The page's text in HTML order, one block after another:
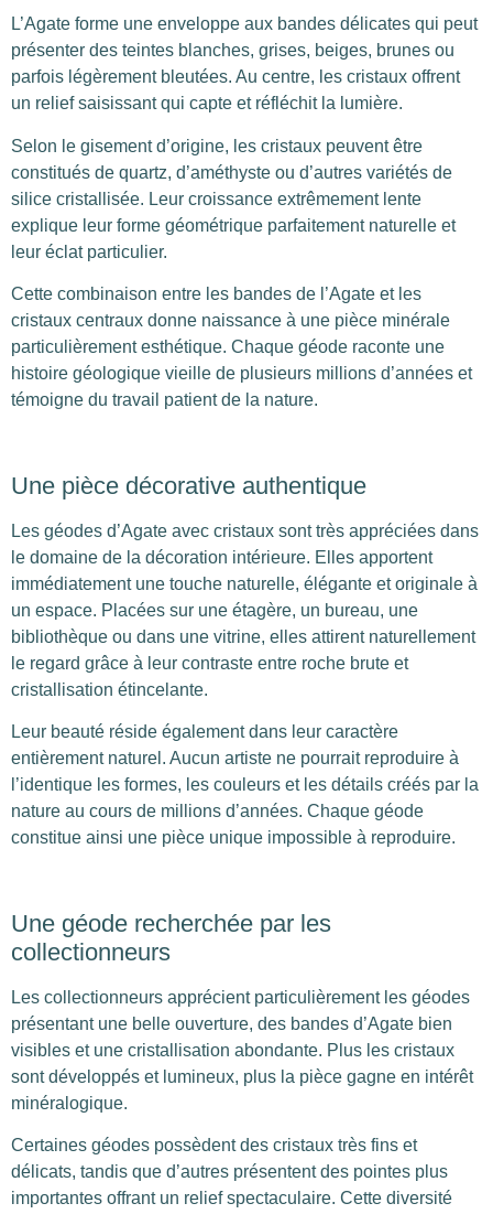
L’Agate forme une enveloppe aux bandes délicates qui peut
présenter des teintes blanches, grises, beiges, brunes ou
parfois légèrement bleutées. Au centre, les cristaux offrent
un relief saisissant qui capte et réfléchit la lumière.
Selon le gisement d’origine, les cristaux peuvent être
constitués de quartz, d’améthyste ou d’autres variétés de
silice cristallisée. Leur croissance extrêmement lente
explique leur forme géométrique parfaitement naturelle et
leur éclat particulier.
Cette combinaison entre les bandes de l’Agate et les
cristaux centraux donne naissance à une pièce minérale
particulièrement esthétique. Chaque géode raconte une
histoire géologique vieille de plusieurs millions d’années et
témoigne du travail patient de la nature.
Une pièce décorative authentique
Les géodes d’Agate avec cristaux sont très appréciées dans
le domaine de la décoration intérieure. Elles apportent
immédiatement une touche naturelle, élégante et originale à
un espace. Placées sur une étagère, un bureau, une
bibliothèque ou dans une vitrine, elles attirent naturellement
le regard grâce à leur contraste entre roche brute et
cristallisation étincelante.
Leur beauté réside également dans leur caractère
entièrement naturel. Aucun artiste ne pourrait reproduire à
l’identique les formes, les couleurs et les détails créés par la
nature au cours de millions d’années. Chaque géode
constitue ainsi une pièce unique impossible à reproduire.
Une géode recherchée par les
collectionneurs
Les collectionneurs apprécient particulièrement les géodes
présentant une belle ouverture, des bandes d’Agate bien
visibles et une cristallisation abondante. Plus les cristaux
sont développés et lumineux, plus la pièce gagne en intérêt
minéralogique.
Certaines géodes possèdent des cristaux très fins et
délicats, tandis que d’autres présentent des pointes plus
importantes offrant un relief spectaculaire. Cette diversité